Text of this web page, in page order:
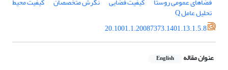
تحلیل عامل Q
20.1001.1.20087373.1401.13.1.5.8
عنوان مقاله English